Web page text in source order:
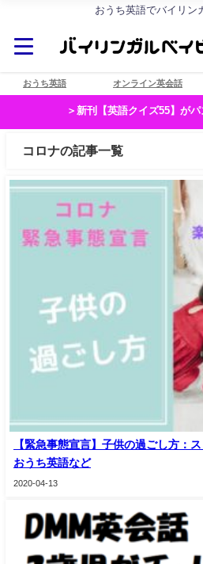
おうち英語でバイリン
おうち英語 オンライン英会話
＞新刊【英語クイズ55】がパ
コロナの記事一覧
【緊急事態宣言】子供の過ごし方：
おうち英語など
2020-04-13